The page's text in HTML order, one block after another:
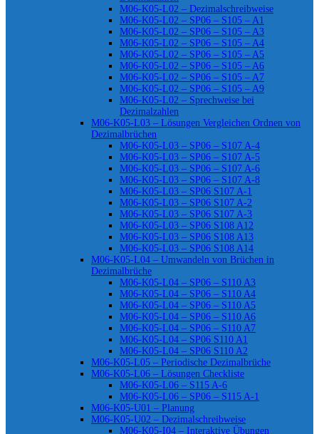
M06-K05-L02 – Dezimalschreibweise
M06-K05-L02 – SP06 – S105 – A1
M06-K05-L02 – SP06 – S105 – A3
M06-K05-L02 – SP06 – S105 – A4
M06-K05-L02 – SP06 – S105 – A5
M06-K05-L02 – SP06 – S105 – A6
M06-K05-L02 – SP06 – S105 – A7
M06-K05-L02 – SP06 – S105 – A9
M06-K05-L02 – Sprechweise bei
Dezimalzahlen
M06-K05-L03 – Lösungen Vergleichen Ordnen von
Dezimalbrüchen
M06-K05-L03 – SP06 – S107 A-4
M06-K05-L03 – SP06 – S107 A-5
M06-K05-L03 – SP06 – S107 A-6
M06-K05-L03 – SP06 – S107 A-8
M06-K05-L03 – SP06 S107 A-1
M06-K05-L03 – SP06 S107 A-2
M06-K05-L03 – SP06 S107 A-3
M06-K05-L03 – SP06 S108 A12
M06-K05-L03 – SP06 S108 A13
M06-K05-L03 – SP06 S108 A14
M06-K05-L04 – Umwandeln von Brüchen in
Dezimalbrüche
M06-K05-L04 – SP06 – S110 A3
M06-K05-L04 – SP06 – S110 A4
M06-K05-L04 – SP06 – S110 A5
M06-K05-L04 – SP06 – S110 A6
M06-K05-L04 – SP06 – S110 A7
M06-K05-L04 – SP06 S110 A1
M06-K05-L04 – SP06 S110 A2
M06-K05-L05 – Periodische Dezimalbrüche
M06-K05-L06 – Lösungen Checkliste
M06-K05-L06 – S115 A-6
M06-K05-L06 – SP06 – S115 A-1
M06-K05-U01 – Planung
M06-K05-U02 – Dezimalschreibweise
M06-K05-I04 – Interaktive Übungen